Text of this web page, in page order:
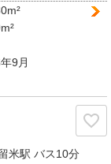
9月
米駅バス10分